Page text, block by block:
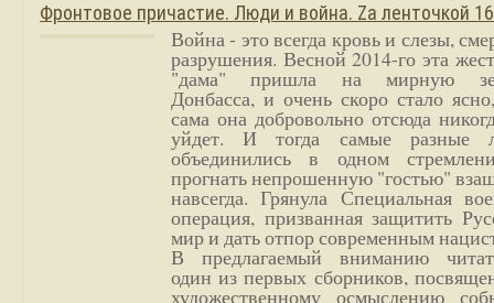
Фронтовое причастие. Люди и война. Zа ленточкой
Война - это всегда кровь и слезы,
разрушения. Весной 2014-го эта
"дама" пришла на мирную
Донбасса, и очень скоро стало
сама она добровольно отсюда
уйдет. И тогда самые разные
объединились в одном
прогнать непрошенную "гостью"
навсегда. Грянула Специальная
операция, призванная защитить
мир и дать отпор современным
В предлагаемый вниманию
один из первых сборников,
художественному осмыслению